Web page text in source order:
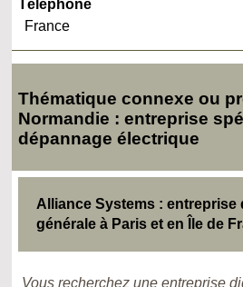
Téléphone
France
Thématique connexe ou
Normandie : entreprise
dépannage électrique
Alliance Systems : entreprise
générale à Paris et en Île de
Vous recherchez une entreprise